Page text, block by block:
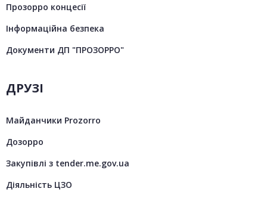
Прозорро концесії
Інформаційна безпека
Документи ДП "ПРОЗОРРО"
ДРУЗІ
Майданчики Prozorro
Дозорро
Закупівлі з tender.me.gov.ua
Діяльність ЦЗО